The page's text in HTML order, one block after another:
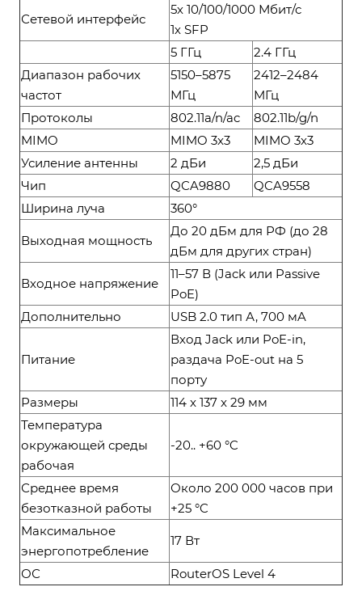
Сетевой интерфейс
5х 10/100/1000 Мбит/с
1х SFP
5 ГГц
2.4 ГГц
Диапазон рабочих
частот
5150–5875
МГц
2412–2484
МГц
Протоколы
802.11a/n/ac
802.11b/g/n
MIMO
MIMO 3x3
MIMO 3x3
Усиление антенны
2 дБи
2,5 дБи
Чип
QCA9880
QCA9558
Ширина луча
360°
Выходная мощность
До 20 дБм для РФ (до 28
дБм для других стран)
Входное напряжение
11–57 В (Jack или Passive
PoE)
Дополнительно
USB 2.0 тип А, 700 мA
Питание
Вход Jack или PoE-in,
раздача PoE-out на 5
порту
Размеры
114 x 137 x 29 мм
Температура
окружающей среды
рабочая
-20.. +60 °C
Среднее время
безотказной работы
Около 200 000 часов при
+25 °C
Максимальное
энергопотребление
17 Вт
ОС RouterOS Level 4